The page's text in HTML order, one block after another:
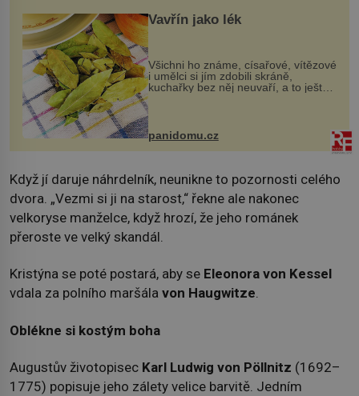
Vavřín jako lék
Všichni ho známe, císařové, vítězové
i umělci si jím zdobili skráně,
kuchařky bez něj neuvaří, a to ještě
nevíte, že bobkový list může výrazně
zmírnit některé naše neduhy.
Obsahuje v malém množství ně...
panidomu.cz
Když jí daruje náhrdelník, neunikne to pozornosti celého
dvora. „Vezmi si ji na starost,“ řekne ale nakonec
velkoryse manželce, když hrozí, že jeho románek
přeroste ve velký skandál.
Kristýna se poté postará, aby se Eleonora von Kessel
vdala za polního maršála von Haugwitze.
Oblékne si kostým boha
Augustův životopisec Karl Ludwig von Pöllnitz (1692–
1775) popisuje jeho zálety velice barvitě. Jedním